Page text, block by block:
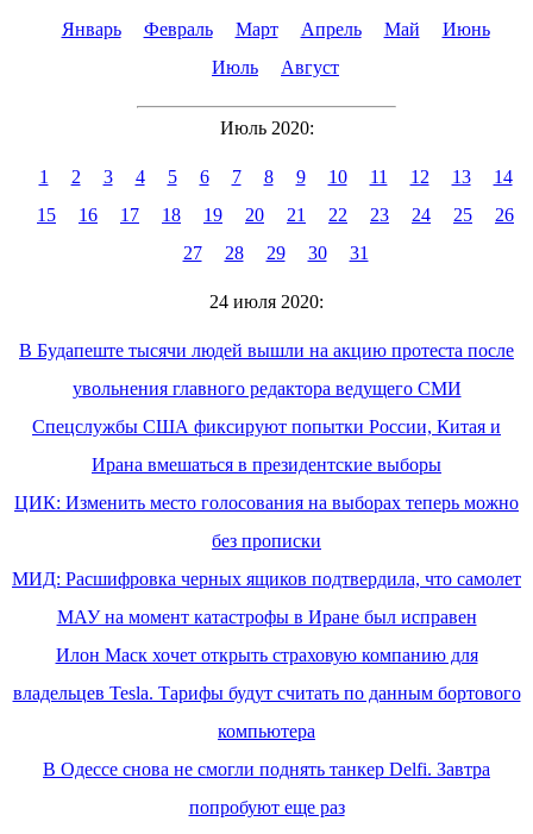
Январь Февраль Март Апрель Май
Июнь
Июль
Август
Июль 2020:
1 2 3 4 5 6 7 8 9 10 11 12 13
14
15
16 17 18 19 20 21 22 23 24 25
26
27
28 29 30 31
24 июля 2020:
В Будапеште тысячи людей вышли на акцию протеста после
увольнения главного редактора ведущего СМИ
Спецслужбы США фиксируют попытки России, Китая и
Ирана вмешаться в президентские выборы
ЦИК: Изменить место голосования на выборах теперь можно
без прописки
МИД: Расшифровка черных ящиков подтвердила, что самолет
МАУ на момент катастрофы в Иране был исправен
Илон Маск хочет открыть страховую компанию для
владельцев Tesla. Тарифы будут считать по данным бортового
компьютера
В Одессе снова не смогли поднять танкер Delfi. Завтра
попробуют еще раз